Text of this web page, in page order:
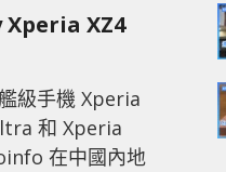
Xperia XZ4
級手機 Xperia
和 Xperia
在中國內地